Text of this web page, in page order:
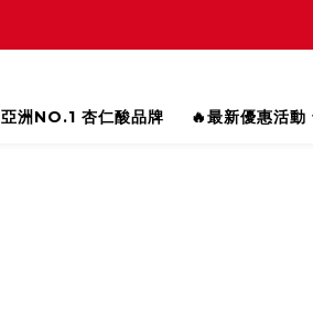
亞洲NO.1 杏仁酸品牌
🔥最新優惠活動